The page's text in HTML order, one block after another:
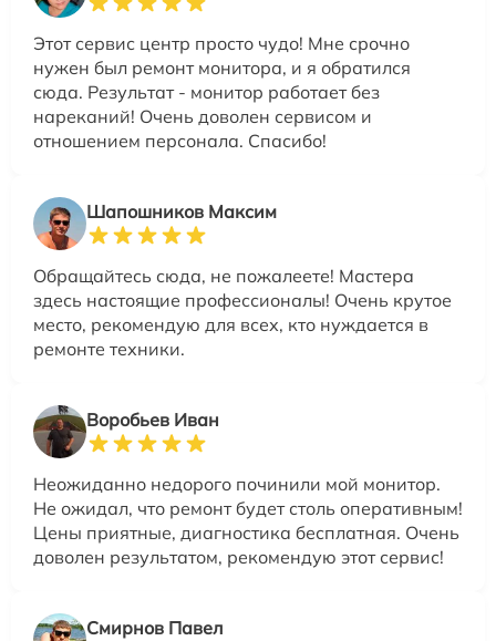
Этот сервис центр просто чудо! Мне срочно
нужен был ремонт монитора, и я обратился
сюда. Результат - монитор работает без
нареканий! Очень доволен сервисом и
отношением персонала. Спасибо!
Шапошников Максим
Обращайтесь сюда, не пожалеете! Мастера
здесь настоящие профессионалы! Очень крутое
место, рекомендую для всех, кто нуждается в
ремонте техники.
Воробьев Иван
Неожиданно недорого починили мой монитор.
Не ожидал, что ремонт будет столь оперативным!
Цены приятные, диагностика бесплатная. Очень
доволен результатом, рекомендую этот сервис!
Смирнов Павел